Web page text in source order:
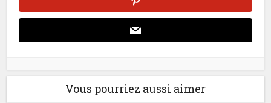
Vous pourriez aussi aimer